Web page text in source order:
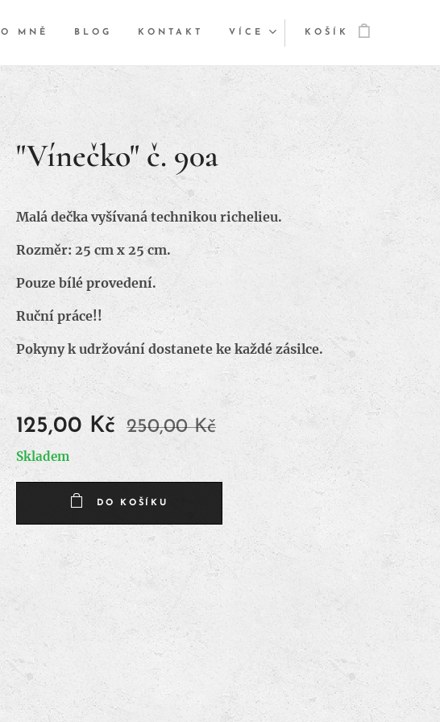
O MNĚ BLOG KONTAKT VÍCE KOŠÍK
"Vínečko" č. 90a
Malá dečka vyšívaná technikou richelieu.
Rozměr: 25 cm x 25 cm.
Pouze bílé provedení.
Ruční práce!!
Pokyny k udržování dostanete ke každé zásilce.
125,00 Kč 250,00Kč
Skladem
DO KOŠÍKU